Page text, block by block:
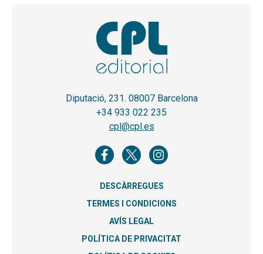
Diputació, 231. 08007 Barcelona
+34 933 022 235
cpl@cpl.es
DESCÀRREGUES
TERMES I CONDICIONS
AVÍS LEGAL
POLÍTICA DE PRIVACITAT